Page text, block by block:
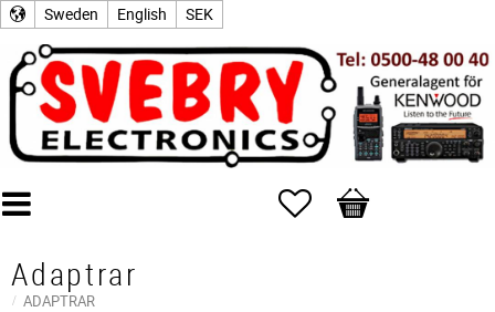
Sweden English SEK
Favorites
Basket
Adaptrar
ADAPTRAR